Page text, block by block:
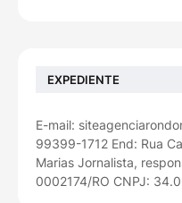
EXPEDIENTE
E-mail:
99399-1712 End: Rua
Marias Jornalista,
0002174/RO CNPJ: